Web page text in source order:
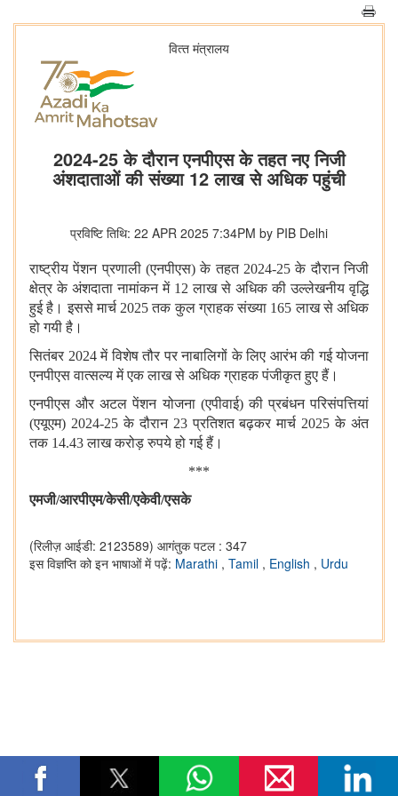
वित्‍त मंत्रालय
2024-25 के दौरान एनपीएस के तहत नए निजी
अंशदाताओं की संख्या 12 लाख से अधिक पहुंची
प्रविष्टि तिथि: 22 APR 2025 7:34PM by PIB Delhi
राष्ट्रीय पेंशन प्रणाली (एनपीएस) के तहत 2024-25 के दौरान निजी
क्षेत्र के अंशदाता नामांकन में 12 लाख से अधिक की उल्लेखनीय वृद्धि
हुई है। इससे मार्च 2025 तक कुल ग्राहक संख्या 165 लाख से अधिक
हो गयी है।
सितंबर 2024 में विशेष तौर पर नाबालिगों के लिए आरंभ की गई योजना
एनपीएस वात्सल्य में एक लाख से अधिक ग्राहक पंजीकृत हुए हैं।
एनपीएस और अटल पेंशन योजना (एपीवाई) की प्रबंधन परिसंपत्तियां
(एयूएम) 2024-25 के दौरान 23 प्रतिशत बढ़कर मार्च 2025 के अंत
तक 14.43 लाख करोड़ रुपये हो गई हैं।
***
एमजी/आरपीएम/केसी/एकेवी/एसके
(रिलीज़ आईडी: 2123589) आगंतुक पटल : 347
इस विज्ञप्ति को इन भाषाओं में पढ़ें: Marathi , Tamil , English , Urdu